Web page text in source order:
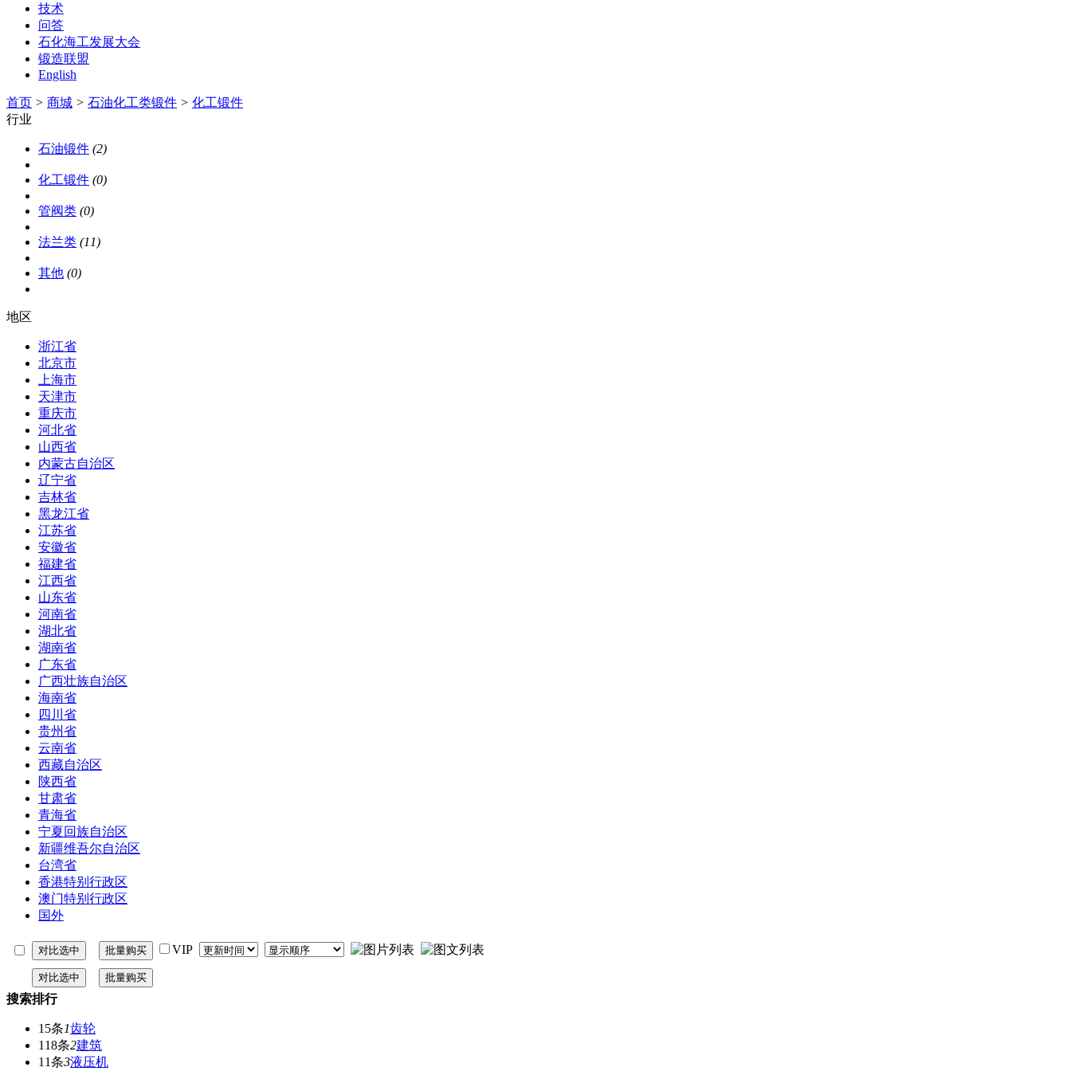
技术
问答
石化海工发展大会
锻造联盟
English
首页 > 商城 > 石油化工类锻件 > 化工锻件
行业
石油锻件 (2)
化工锻件 (0)
管阀类 (0)
法兰类 (11)
其他 (0)
地区
浙江省
北京市
上海市
天津市
重庆市
河北省
山西省
内蒙古自治区
辽宁省
吉林省
黑龙江省
江苏省
安徽省
福建省
江西省
山东省
河南省
湖北省
湖南省
广东省
广西壮族自治区
海南省
四川省
贵州省
云南省
西藏自治区
陕西省
甘肃省
青海省
宁夏回族自治区
新疆维吾尔自治区
台湾省
香港特别行政区
澳门特别行政区
国外
VIP
搜索排行
15条1齿轮
118条2建筑
11条3液压机